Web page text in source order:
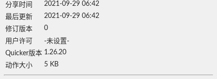
分享时间
2021-09-29 06:42
最后更新
2021-09-29 06:42
修订版本
0
用户许可
-未设置-
Quicker版本 1.26.20
动作大小
5 KB